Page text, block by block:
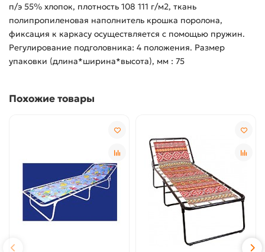
п/э 55% хлопок, плотность 108 111 г/м2, ткань
полипропиленовая наполнитель крошка поролона,
фиксация к каркасу осуществляется с помощью пружин.
Регулирование подголовника: 4 положения. Размер
упаковки (длина*ширина*высота), мм : 75
Похожие товары